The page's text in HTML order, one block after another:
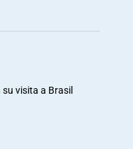
visita a Brasil